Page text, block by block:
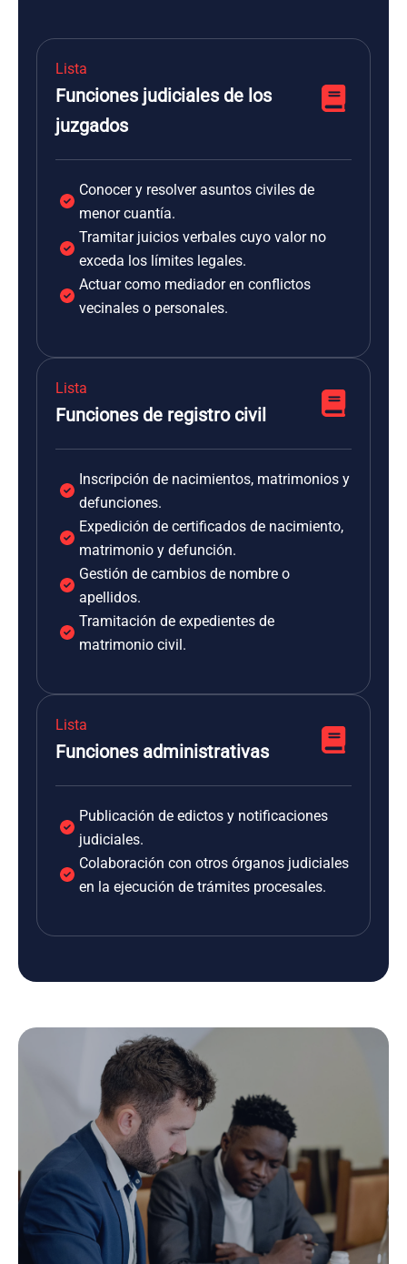
Lista
Funciones judiciales de los
juzgados
Conocer y resolver asuntos civiles de
menor cuantía.
Tramitar juicios verbales cuyo valor no
exceda los límites legales.
Actuar como mediador en conflictos
vecinales o personales.
Lista
Funciones de registro civil
Inscripción de nacimientos, matrimonios y
defunciones.
Expedición de certificados de nacimiento,
matrimonio y defunción.
Gestión de cambios de nombre o
apellidos.
Tramitación de expedientes de
matrimonio civil.
Lista
Funciones administrativas
Publicación de edictos y notificaciones
judiciales.
Colaboración con otros órganos judiciales
en la ejecución de trámites procesales.